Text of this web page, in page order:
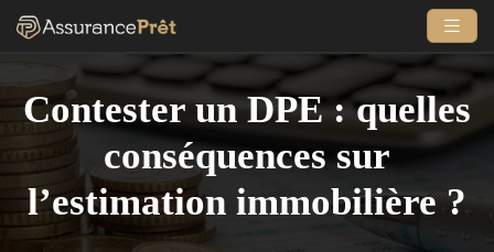
Contester un DPE : quelles
conséquences sur
l’estimation immobilière ?